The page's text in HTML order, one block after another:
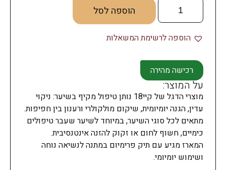
הוספה לסל
הוספה לרשימת המשאלות
רכישה מהירה
על המוצר:
מוצרי הדגל של קיי18 נותן טיפול מקיף בשיער: ניקוי
עדין, הגנה יומיומית, שיקום מולקולרי ורענון בין חפיפות.
מתאים לכל סוגי השיער, במיוחד לשיער שעבר טיפולים
כימיים, חשוף לחום או זקוק להזנה אינטנסיבית.
המארז מגיע עם תיק פרימיום במתנה לנשיאה נוחה
ושימוש יומיומי.